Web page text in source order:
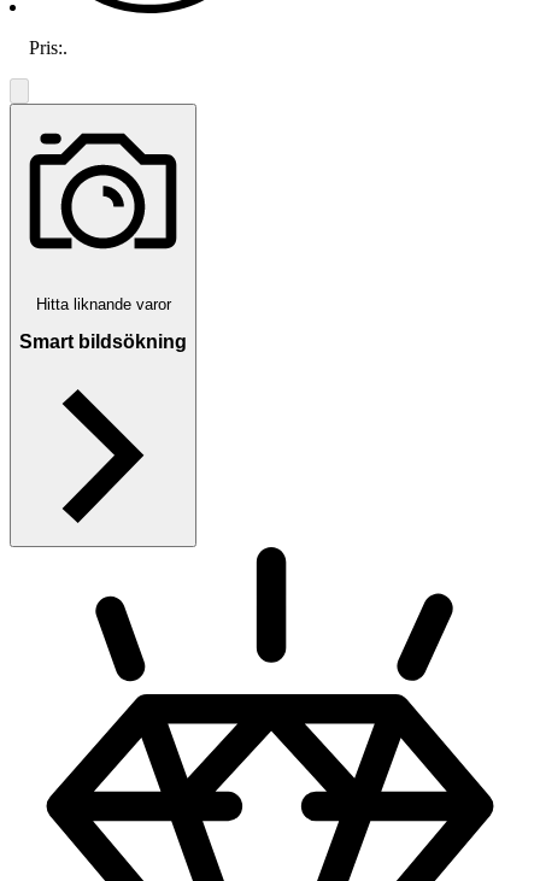
Pris:.
Hitta liknande varor
Smart bildsökning